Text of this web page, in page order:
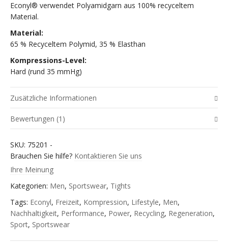
Econyl® verwendet Polyamidgarn aus 100% recyceltem
Material.
Material:
65 % Recyceltem Polymid, 35 % Elasthan
Kompressions-Level:
Hard (rund 35 mmHg)
Zusätzliche Informationen
Grösse S, M, L, XL, XXL
Bewertungen (1)
Bewertet
von 5
Infuncnum – November 22, 2024
Monitor Closely 1 oxcarbazepine will decrease the level
or effect of bazedoxifene conjugated estrogens by
affecting hepatic intestinal enzyme CYP3A4
metabolismbuy priligy usa
Füge deine Bewertung hinzu
SKU: 75201 -
Brauchen Sie hilfe? Kontaktieren Sie uns
Ihre Meinung
Kategorien: Men, Sportswear, Tights
Tags: Econyl, Freizeit, Kompression, Lifestyle, Men,
Nachhaltigkeit, Performance, Power, Recycling, Regeneration,
Sport, Sportswear